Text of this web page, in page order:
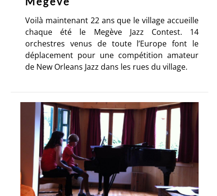
Voilà maintenant 22 ans que le village accueille
chaque été le Megève Jazz Contest. 14
orchestres venus de toute l’Europe font le
déplacement pour une compétition amateur
de New Orleans Jazz dans les rues du village.